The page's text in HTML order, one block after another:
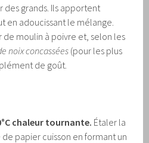
des grands. Ils apportent
en adoucissant le mélange.
de moulin à poivre et, selon les
noix concassées (pour les plus
de goût.
chaleur tournante. Étaler la
papier cuisson en formant un